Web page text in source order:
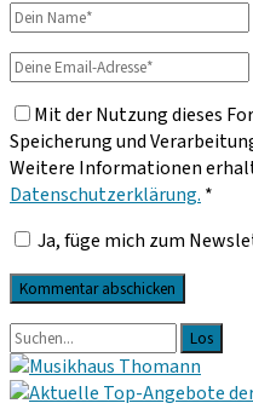
Dein
Name
Deine
Email-
Adresse
Mit der Nutzung dieses
Speicherung und
Weitere Informationen
Datenschutzerklärung. *
Ja, füge mich zum
Primäre
Sidebar
Suche
nach: